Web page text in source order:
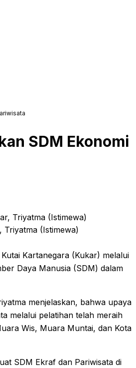
SDM Ekonomi
Triyatma (Istimewa)
Kartanegara (Kukar) melalui
Daya Manusia (SDM) dalam
menjelaskan, bahwa upaya
melalui pelatihan telah meraih
Wis, Muara Muntai, dan Kota
SDM Ekraf dan Pariwisata di